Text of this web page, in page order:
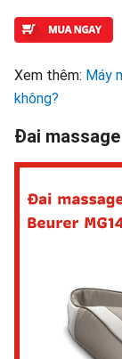
Xem thêm: Máy
không?
Đai